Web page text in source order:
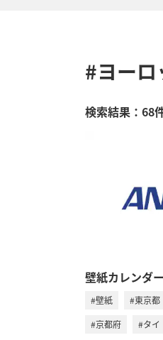
#ヨーロ
検索結果：68
壁紙カレンダー
#壁紙 #東京都
#京都府
#タイ